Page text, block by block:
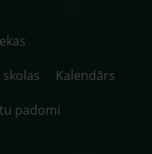
Kalendārs
padomi